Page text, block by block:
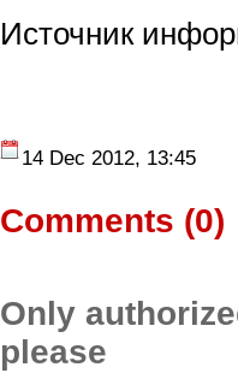
Источник
14 Dec 2012, 13:45
Comments (0)
Only
please